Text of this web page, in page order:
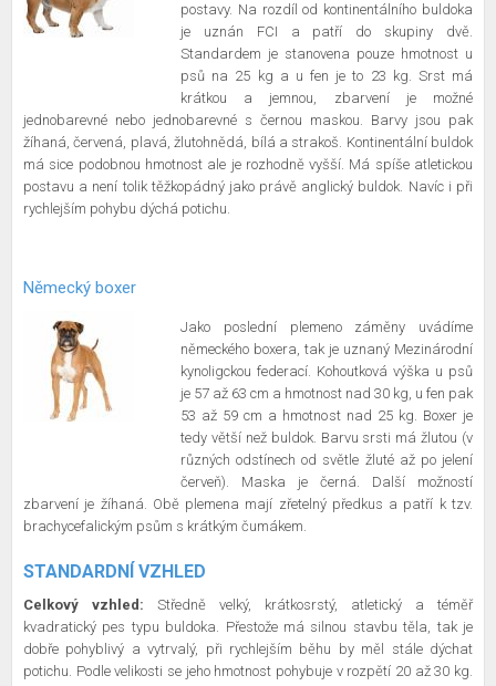
postavy. Na rozdíl od kontinentálního buldoka
je uznán FCI a patří do skupiny dvě.
Standardem je stanovena pouze hmotnost u
psů na 25 kg a u fen je to 23 kg. Srst má
krátkou a jemnou, zbarvení je možné
jednobarevné nebo jednobarevné s černou maskou. Barvy jsou pak
žíhaná, červená, plavá, žlutohnědá, bílá a strakoš. Kontinentální buldok
má sice podobnou hmotnost ale je rozhodně vyšší. Má spíše atletickou
postavu a není tolik těžkopádný jako právě anglický buldok. Navíc i při
rychlejším pohybu dýchá potichu.
Německý boxer
Jako poslední plemeno záměny uvádíme
německého boxera, tak je uznaný Mezinárodní
kynoligckou federací. Kohoutková výška u psů
je 57 až 63 cm a hmotnost nad 30 kg, u fen pak
53 až 59 cm a hmotnost nad 25 kg. Boxer je
tedy větší než buldok. Barvu srsti má žlutou (v
různých odstínech od světle žluté až po jelení
červeň). Maska je černá. Další možností
zbarvení je žíhaná. Obě plemena mají zřetelný předkus a patří k tzv.
brachycefalickým psům s krátkým čumákem.
STANDARDNÍ VZHLED
Celkový vzhled:
Středně velký, krátkosrstý, atletický a téměř
kvadratický pes typu buldoka. Přestože má silnou stavbu těla, tak je
dobře pohyblivý a vytrvalý, při rychlejším běhu by měl stále dýchat
potichu. Podle velikosti se jeho hmotnost pohybuje v rozpětí 20 až 30 kg.